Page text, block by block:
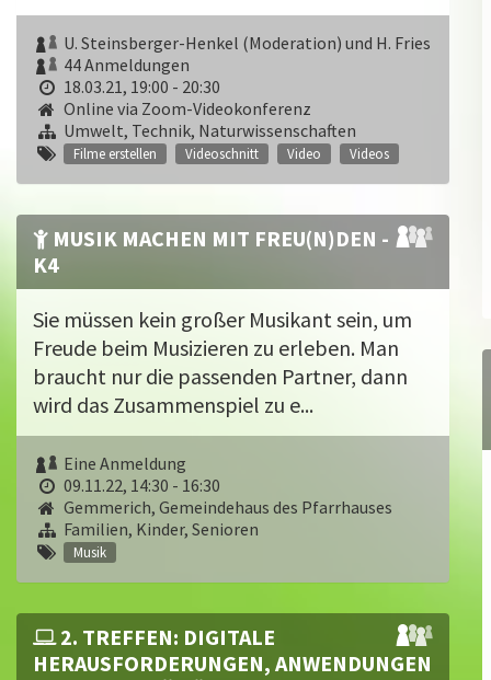
U. Steinsberger-Henkel (Moderation) und H. Fries
44 Anmeldungen
18.03.21, 19:00 - 20:30
Online via Zoom-Videokonferenz
Umwelt, Technik, Naturwissenschaften
Filme erstellen Videoschnitt Video Videos
MUSIK MACHEN MIT FREU(N)DEN -
K4
Sie müssen kein großer Musikant sein, um
Freude beim Musizieren zu erleben. Man
braucht nur die passenden Partner, dann
wird das Zusammenspiel zu e...
Eine Anmeldung
09.11.22, 14:30 - 16:30
Gemmerich, Gemeindehaus des Pfarrhauses
Familien, Kinder, Senioren
Musik
2. TREFFEN: DIGITALE
HERAUSFORDERUNGEN, ANWENDUNGEN